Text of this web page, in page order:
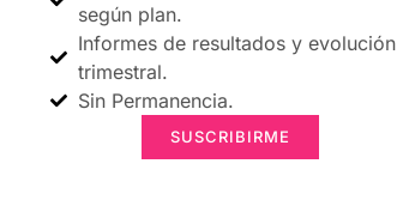
según plan.
Informes de resultados y evolución
trimestral.
Sin Permanencia.
SUSCRIBIRME